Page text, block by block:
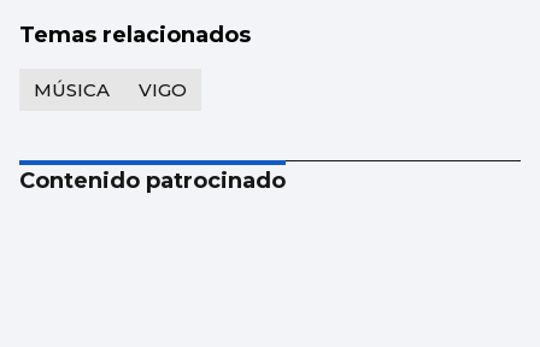
Temas relacionados
MÚSICA VIGO
Contenido patrocinado